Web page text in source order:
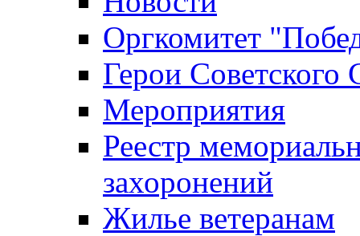
Оргкомитет
Герои Советского
Мероприятия
Реестр
захоронений
Жилье ветеранам